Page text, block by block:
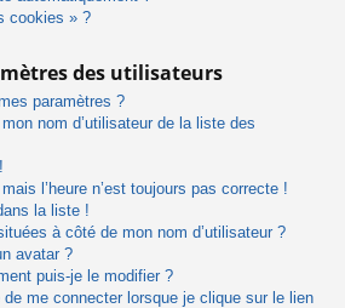
cookies » ?
des utilisateurs
paramètres ?
nom d’utilisateur de la liste des
l’heure n’est toujours pas correcte !
la liste !
à côté de mon nom d’utilisateur ?
avatar ?
puis-je le modifier ?
de me connecter lorsque je clique sur le lien